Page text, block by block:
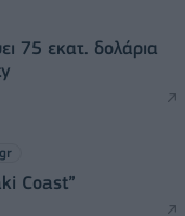
75 εκατ. δολάρια
Coast”